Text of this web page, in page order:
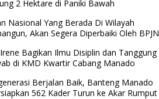
2 Hektare di Paniki Bawah
Nasional Yang Berada Di Wilayah
Akan Segera Diperbaiki Oleh BPJN
Bagikan Ilmu Disiplin dan Tanggung
di KMD Kwartir Cabang Manado
Berjalan Baik, Banteng Manado
562 Kader Turun ke Akar Rumput